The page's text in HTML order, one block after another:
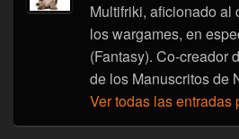
Multifriki, aficionado al
los wargames, en
(Fantasy). Co-creador
de los Manuscritos de
Ver todas las entradas